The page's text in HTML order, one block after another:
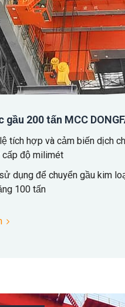
gầu 200 tấn MCC
tích hợp và cảm biến dịch
cấp độ milimét
dụng để chuyển gầu kim
100 tấn